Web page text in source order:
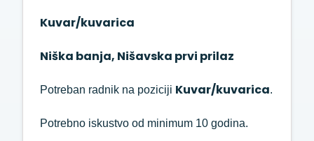
Kuvar/kuvarica
Niška banja, Nišavska prvi prilaz
Potreban radnik na poziciji Kuvar/kuvarica.
Potrebno iskustvo od minimum 10 godina.